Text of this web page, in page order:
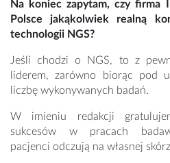
Na koniec zapytam, czy firma
Polsce jakąkolwiek realną
technologii NGS?
Jeśli chodzi o NGS, to z
liderem, zarówno biorąc pod
liczbę wykonywanych badań.
W imieniu redakcji
sukcesów w pracach
pacjenci odczują na własnej